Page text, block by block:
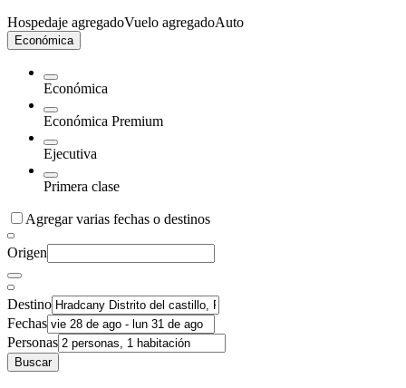
Hospedaje agregadoVuelo agregadoAuto
Económica
Económica
Económica Premium
Ejecutiva
Primera clase
Agregar varias fechas o destinos
Origen
Destino
Fechas
Personas
Buscar